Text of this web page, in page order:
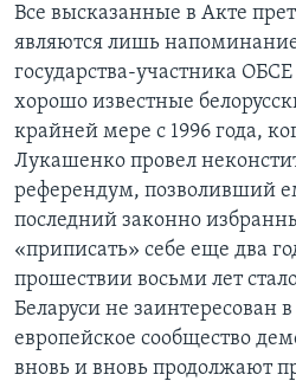
Все высказанные в Акте
являются лишь
государства-участника
хорошо известные
крайней мере с 1996 года,
Лукашенко провел
референдум, позволивший
последний законно
«приписать» себе еще два
прошествии восьми лет
Беларуси не заинтересован
европейское сообщество
вновь и вновь продолжают